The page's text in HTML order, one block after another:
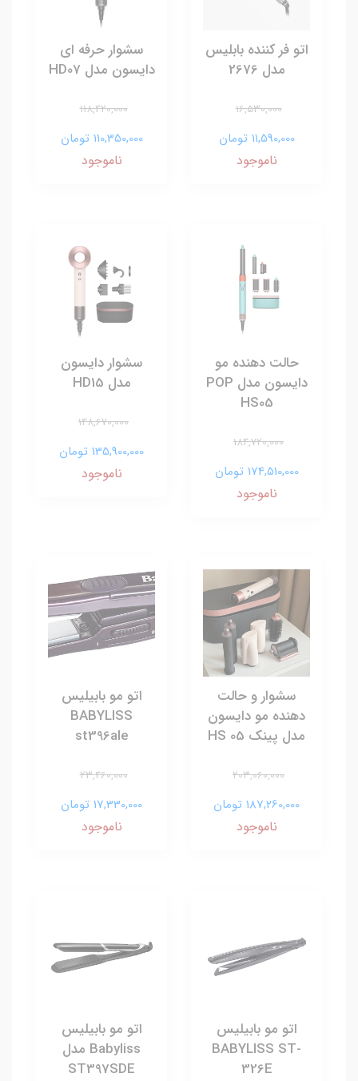
اتو فر کننده بابلیس
مدل 2676
16,530,000
11,590,000 تومان
ناموجود
سشوار حرفه ای
دایسون مدل HD07
118,420,000
110,350,000 تومان
ناموجود
حالت دهنده مو
دایسون مدل POP
HS05
184,720,000
174,510,000 تومان
ناموجود
سشوار دایسون
مدل HD15
148,670,000
135,900,000 تومان
ناموجود
سشوار و حالت
دهنده مو دایسون
مدل پینک HS 05
203,060,000
187,260,000 تومان
ناموجود
اتو مو بابیلیس
BABYLISS
st396ale
23,460,000
17,330,000 تومان
ناموجود
اتو مو بابیلیس
BABYLISS ST-
326E
اتو مو بابيليس
Babyliss مدل
ST397SDE